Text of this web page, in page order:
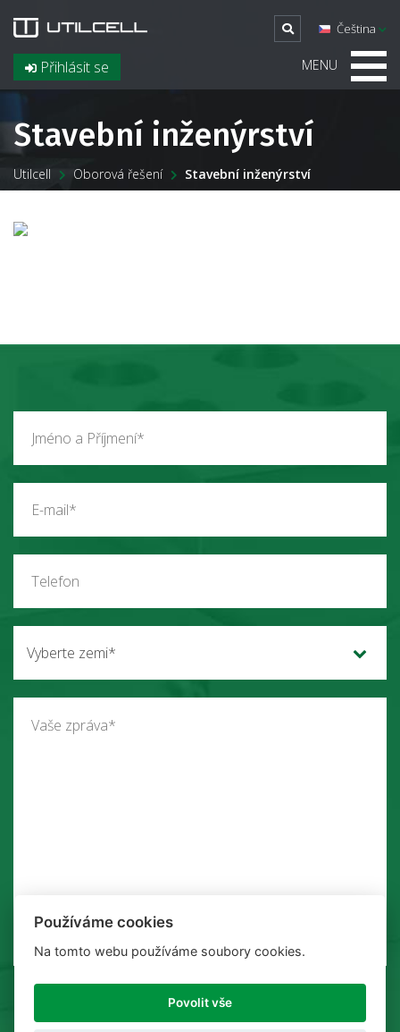
Přihlásit se
Čeština
MENU
Stavební inženýrství
Utilcell Oborová řešení Stavební inženýrství
Vyberte zemi*
Používáme cookies
Na tomto webu používáme soubory cookies.
Povolit vše